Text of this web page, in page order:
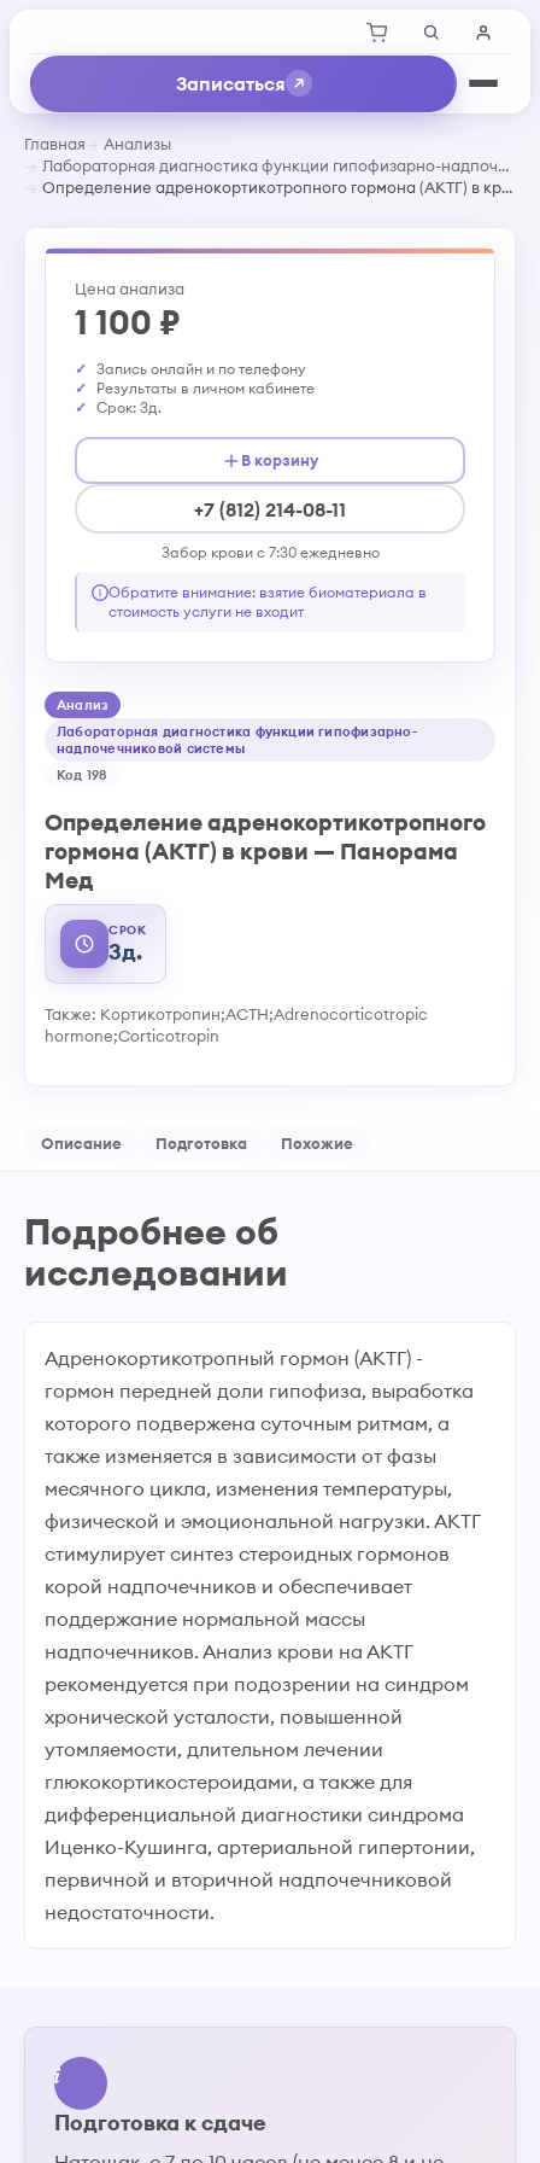
Записаться
Главная
Анализы
Лабораторная диагностика функции гипофизарно-надпочечниковой системы
Определение адренoкортикотропного гормона (АКТГ) в крови
Анализ
Лабораторная диагностика функции гипофизарно-
надпочечниковой системы
Код 198
Определение адренoкортикотропного
гормона (АКТГ) в крови — Панорама
Мед
СРОК
3д.
Также: Кортикотропин;ACTH;Adrenocorticotropic
hormone;Corticotropin
Цена анализа
1 100 ₽
Запись онлайн и по телефону
Результаты в личном кабинете
Срок: 3д.
В корзину
+7 (812) 214-08-11
Забор крови с 7:30 ежедневно
Обратите внимание: взятие биоматериала в
стоимость услуги не входит
Описание Подготовка Похожие
Подробнее об
исследовании
Адренокортикотропный гормон (АКТГ) -
гормон передней доли гипофиза, выработка
которого подвержена суточным ритмам, а
также изменяется в зависимости от фазы
месячного цикла, изменения температуры,
физической и эмоциональной нагрузки. АКТГ
стимулирует синтез стероидных гормонов
корой надпочечников и обеспечивает
поддержание нормальной массы
надпочечников. Анализ крови на АКТГ
рекомендуется при подозрении на синдром
хронической усталости, повышенной
утомляемости, длительном лечении
глюкокортикостероидами, а также для
дифференциальной диагностики синдрома
Иценко-Кушинга, артериальной гипертонии,
первичной и вторичной надпочечниковой
недостаточности.
Подготовка к сдаче